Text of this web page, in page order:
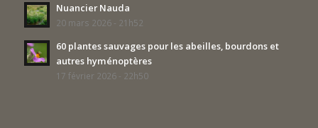
Nuancier Nauda
20 mars 2026 - 21h52
60 plantes sauvages pour les abeilles, bourdons et
autres hyménoptères
17 février 2026 - 22h50